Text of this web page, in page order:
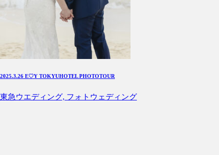
2025.3.26 E♡Y TOKYUHOTEL PHOTOTOUR
東急ウエディング, フォトウェディング